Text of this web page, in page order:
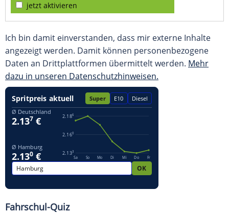
jetzt aktivieren
Ich bin damit einverstanden, dass mir externe Inhalte
angezeigt werden. Damit können personenbezogene
Daten an Drittplattformen übermittelt werden. Mehr
dazu in unseren Datenschutzhinweisen.
Fahrschul-Quiz